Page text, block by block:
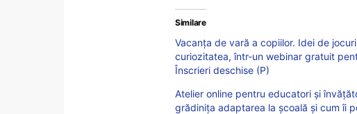
Similare
Vacanța de vară a copiilor. Idei de
curiozitatea, într-un webinar gratuit
Înscrieri deschise (P)
Atelier online pentru educatori și
grădinița adaptarea la școală și cum îi